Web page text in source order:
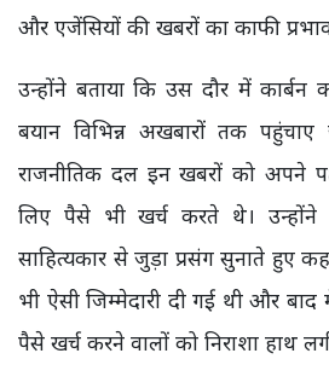
और एजेंसियों की खबरों का काफी प्रभाव
उन्होंने बताया कि उस दौर में
बयान विभिन्न अखबारों तक
राजनीतिक दल इन खबरों को अपने
लिए पैसे भी खर्च करते थे। उन्होंने
साहित्यकार से जुड़ा प्रसंग सुनाते हुए
भी ऐसी जिम्मेदारी दी गई थी और
पैसे खर्च करने वालों को निराशा हाथ